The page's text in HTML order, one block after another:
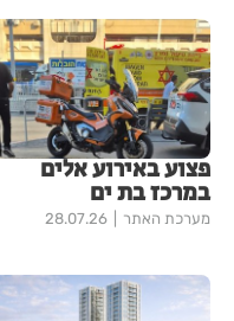
פצוע באירוע אלים
במרכז בת ים
מערכת האתר 28.07.26